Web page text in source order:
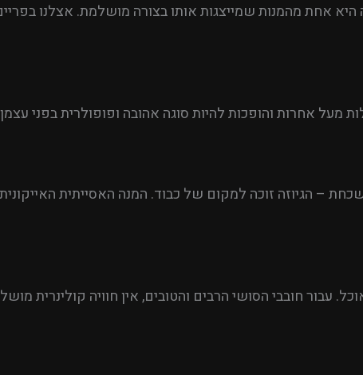
היא אחת מהמנות שמייצגות אותו בצורה מושלמת. אצלנו
מעל אחרות והופכות להיות סוגה אהובה ופופולרית בפני
– הגיוזה זוכה למקום של כבוד. המנה האסייתית
עבור חובבי הסושי הרבים והטובים, אין חוויה קולינרית